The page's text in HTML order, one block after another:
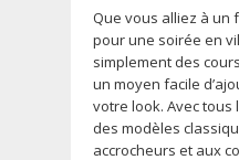
Que vous alliez à un
pour une soirée en
simplement des
un moyen facile
votre look. Avec tous
des modèles
accrocheurs et aux